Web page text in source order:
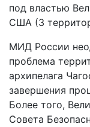
под властью
США (3
МИД России
проблема
архипелага
завершения
Более того,
Совета